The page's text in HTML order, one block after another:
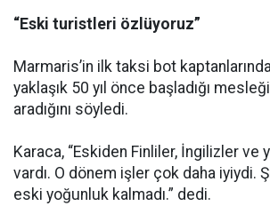
“Eski turistleri özlüyoruz”
Marmaris’in ilk taksi bot
yaklaşık 50 yıl önce başladığı
aradığını söyledi.
Karaca, “Eskiden Finliler, İngilizler ve
vardı. O dönem işler çok daha iyiydi.
eski yoğunluk kalmadı.” dedi.